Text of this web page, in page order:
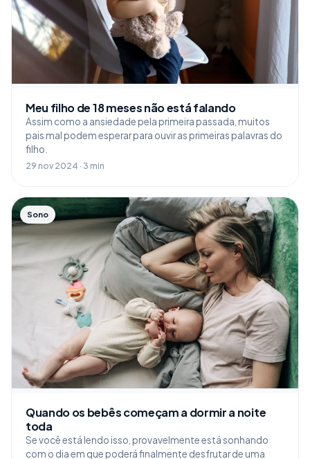
Meu filho de 18 meses não está falando
Assim como a ansiedade pela primeira passada, muitos
pais mal podem esperar para ouvir as primeiras palavras do
filho.
29 nov 2024 · 3 min
Sono
Quando os bebês começam a dormir a noite
toda
Se você está lendo isso, provavelmente está sonhando
com o dia em que poderá finalmente desfrutar de uma